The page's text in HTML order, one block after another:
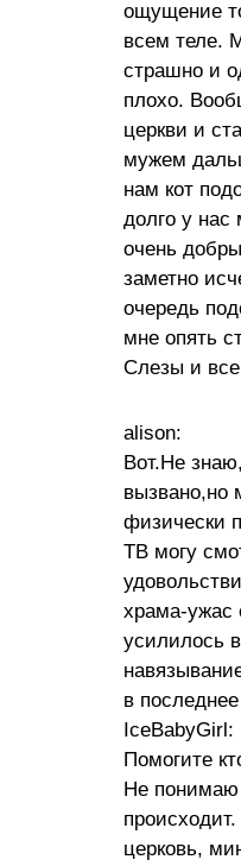
ощущение
всем теле.
страшно и
плохо.
церкви и
мужем
нам кот
долго у
очень
заметно
очередь
мне опять
Слезы и все
alison:
Вот.Не
вызвано,но
физически
ТВ могу
храма-ужас
усилилось
в
IceBabyGirl:
Помогите
Не
церковь,